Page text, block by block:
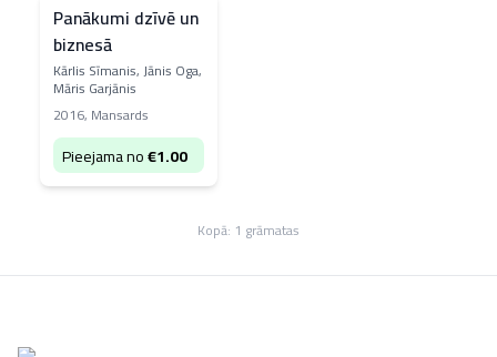
Panākumi dzīvē un
biznesā
Kārlis Sīmanis, Jānis Oga,
Māris Garjānis
2016, Mansards
Pieejama no€1.00
Kopā: 1 grāmatas